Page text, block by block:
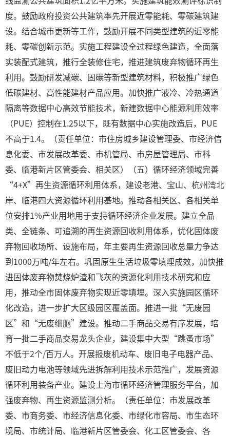
度。鼓励政府投资公共建筑率先开展近零能耗、零碳建筑建
设。结合城市更新等工作，鼓励开展不同类型建筑的近零能
耗、零碳创新示范。实施工程建设全过程绿色建造，全面落
实装配式建筑，推行全装修住宅，推进建筑废弃物循环再生
利用。鼓励研发减碳、固碳等新型建筑材料，积极推广绿色
低碳建材、高性能建材产品应用。加快推广液冷、冷热通道
隔离等数据中心高效节能技术，新建数据中心能源利用效率
（PUE）控制在1.25以下，既有数据中心实施改造后，PUE
不高于1.4。（责任单位：市住房城乡建设管理委、市经济信
息化委、市发展改革委、市机管局、市房屋管理局、市科
委、临港新片区管委会、相关区）（五）循环经济领域完善
“4+X”再生资源循环利用体系，建设老港、宝山、杭州湾北
岸、临港四大资源循环利用基地。推动各相关区、各相关单
位安排1%产业用地用于支持循环经济企业发展。建立全品
类、全链条、可追溯的再生资源回收利用体系，优化固体废
弃物回收场所、设施布局，年主要再生资源回收总量力争达
到1000万吨/年左右。巩固原生生活垃圾零填埋成效，加快推
进固体废弃物焚烧炉渣和飞灰的资源化利用技术研究和应
用，推动全市固体废弃物实现近零填埋。深入实施园区循环
化改造，进一步扩大区级园区覆盖面。推进一批“无废园
区”和“无废细胞”建设。推动二手商品交易有序发展，培
育一批二手商品交易龙头企业，建设集中大型“跳蚤市场”
不低于2个/百万人。开展报废机动车、废旧电子电器产品、
废旧动力电池等领域先进拆解利用技术示范推广，发展资源
循环利用装备产业。建设上海市循环经济管理服务平台，加
强废弃物、再生资源监测分析。（责任单位：市发展改革
委、市商务委、市经济信息化委、市绿化市容局、市生态环
境局、市统计局、临港新片区管委会、化工区管委会、各